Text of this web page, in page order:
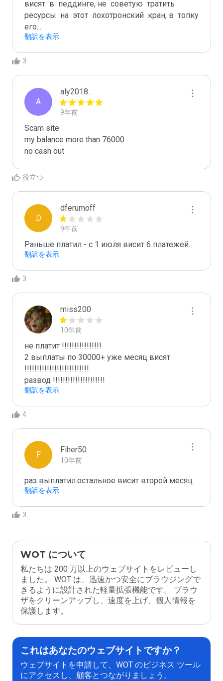
висят  в  педдинге, не  советую  тратить
ресурсы  на  этот  лохотронский  кран, в  топку
его...
翻訳を表示
3
A
aly2018..
9年前
Scam site
my balance more than 76000
no cash out
役立つ
D
dferumoff
9年前
Раньше платил - с 1 июля висит 6 платежей.
翻訳を表示
3
miss200
10年前
не платит !!!!!!!!!!!!!!!!
2 выплаты по 30000+ уже месяц висят
!!!!!!!!!!!!!!!!!!!!!!!!!!
развод !!!!!!!!!!!!!!!!!!!!!
翻訳を表示
4
F
Fiher50
10年前
раз выплатил.остальное висит второй месяц.
翻訳を表示
3
WOT について
私たちは 200 万以上のウェブサイトをレビューし
ました。 WOT は、迅速かつ安全にブラウジングで
きるように設計された軽量拡張機能です。 ブラウ
ザをクリーンアップし、速度を上げ、個人情報を
保護します。
これはあなたのウェブサイトですか？
ウェブサイトを申請して、WOT のビジネス ツール
にアクセスし、顧客とつながりましょう。